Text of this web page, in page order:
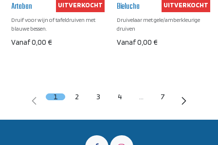
Artaban
Druif voor wijn of tafeldruiven met
blauwe bessen.
Vanaf0,00 €
UITVERKOCHT Bielucha
Druivelaar met gele/amberkleurige
druiven
Vanaf0,00 €
UITVERKOCHT
1 2 3 4 7